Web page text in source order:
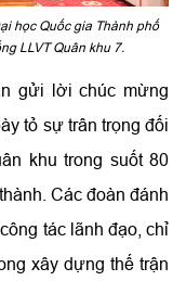
học Quốc gia Thành phố
LLVT Quân khu 7.
gửi lời chúc mừng
tỏ sự trân trọng đối
khu trong suốt 80
Các đoàn đánh
tác lãnh đạo, chỉ
xây dựng thế trận